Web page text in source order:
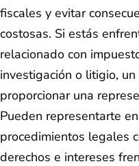
fiscales y evitar
costosas. Si estás
relacionado con
investigación o litigio,
proporcionar una
Pueden representarte
procedimientos legales
derechos e intereses